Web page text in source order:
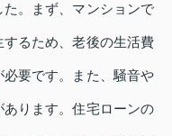
。まず、マンションで
るため、老後の生活費
要です。また、騒音や
ります。住宅ローンの